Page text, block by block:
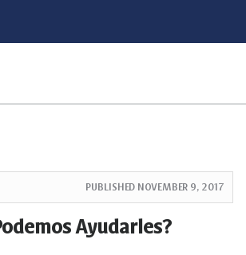
PUBLISHED NOVEMBER 9, 2017
Ayudarles?